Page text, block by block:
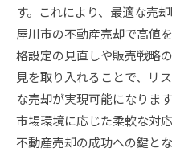
す。これにより、最適な売
屋川市の不動産売却で高値
格設定の見直しや販売戦略
見を取り入れることで、リ
な売却が実現可能になりま
市場環境に応じた柔軟な対
不動産売却の成功への鍵とな